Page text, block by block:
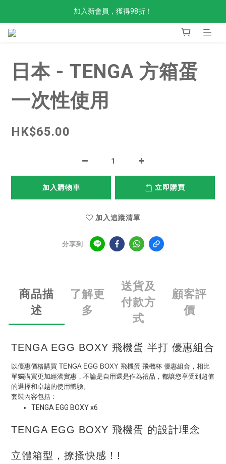
全單滿$300免運費
加入新會員，獲得98折！
日本 - TENGA 方箱蛋
一次性使用
HK$65.00
加入購物車 立即購買
加入追蹤清單
分享到
商品描
述
了解更
多
送貨及
付款方
式
顧客評
價
TENGA EGG BOXY 飛機蛋 半打 優惠組合
以優惠價格購買 TENGA EGG BOXY 飛機蛋 飛機杯 優惠組合，相比
單獨購買更加經濟實惠，不論是自用還是作為禮品，都讓您享受到超值
的選擇和卓越的使用體驗。
套裝內容包括：
TENGA EGG BOXYx6
TENGA EGG BOXY 飛機蛋 的設計理念
立體箱型，撩搔快感！!